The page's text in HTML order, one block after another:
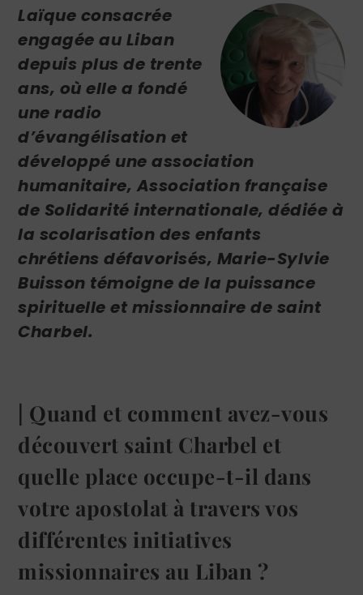
Laïque consacrée
engagée au Liban
depuis plus de trente
ans, où elle a fondé
une radio
d’évangélisation et
développé une association
humanitaire, Association française
de Solidarité internationale, dédiée à
la scolarisation des enfants
chrétiens défavorisés, Marie-Sylvie
Buisson témoigne de la puissance
spirituelle et missionnaire de saint
Charbel.
| Quand et comment avez-vous
découvert saint Charbel et
quelle place occupe-t-il dans
votre apostolat à travers vos
différentes initiatives
missionnaires au Liban ?